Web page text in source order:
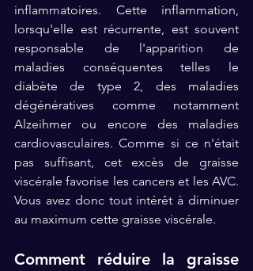
inflammatoires. Cette inflammation,
lorsqu'elle est récurrente, est souvent
responsable de l'apparition de
maladies conséquentes telles le
diabète de type 2, des maladies
dégénératives comme notamment
Alzeihmer ou encore des maladies
cardiovasculaires. Comme si ce n'était
pas suffisant, cet excès de graisse
viscérale favorise les cancers et les AVC.
Vous avez donc tout intérêt à diminuer
au maximum cette graisse viscérale.
Comment réduire la graisse